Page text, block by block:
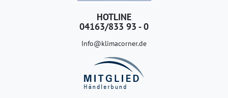
HOTLINE
04163/833 93 - 0
Info@klimacorner.de